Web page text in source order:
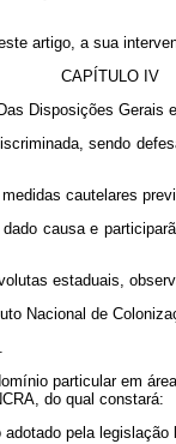
artigo, a sua
CAPÍTULO IV
Das Disposições Gerais
sendo
cautelares
causa e
estaduais,
Nacional de
particular em
do qual constará:
pela legislação